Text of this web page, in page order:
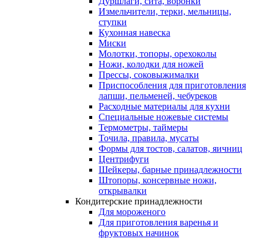
Измельчители, терки, мельницы,
ступки
Кухонная навеска
Миски
Молотки, топоры, орехоколы
Ножи, колодки для ножей
Прессы, соковыжималки
Приспособления для приготовления
лапши, пельменей, чебуреков
Расходные материалы для кухни
Специальные ножевые системы
Термометры, таймеры
Точила, правила, мусаты
Формы для тостов, салатов, яичниц
Центрифуги
Шейкеры, барные принадлежности
Штопоры, консервные ножи,
открывалки
Кондитерские принадлежности
Для мороженого
Для приготовления варенья и
фруктовых начинок